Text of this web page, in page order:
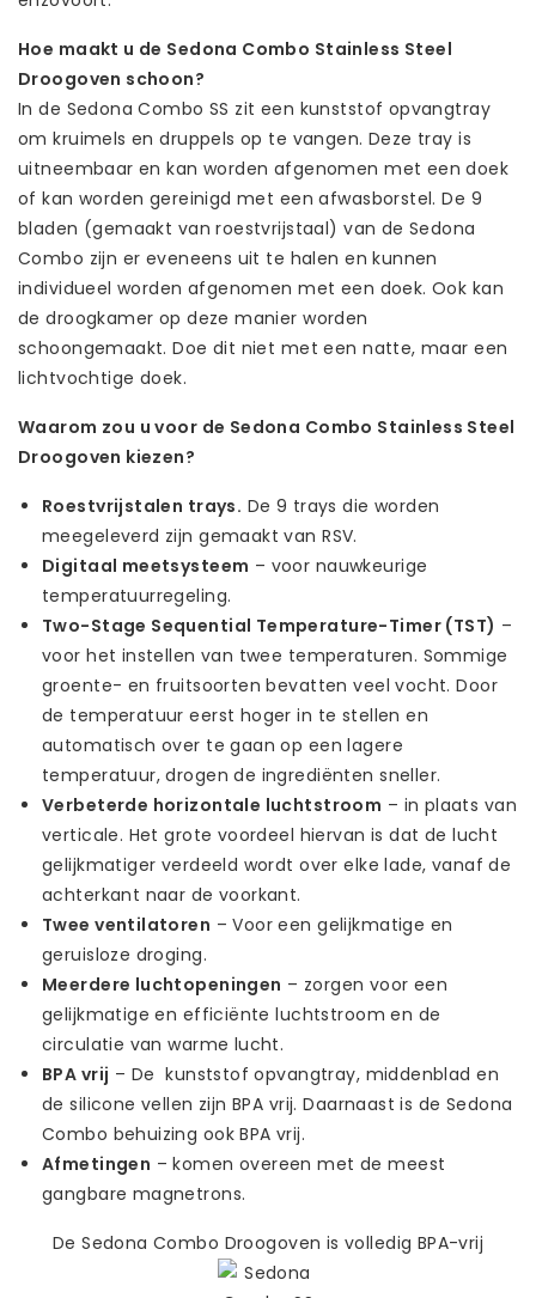
Hoe maakt u de Sedona Combo Stainless Steel
Droogoven schoon?
In de Sedona Combo SS zit een kunststof opvangtray
om kruimels en druppels op te vangen. Deze tray is
uitneembaar en kan worden afgenomen met een doek
of kan worden gereinigd met een afwasborstel. De 9
bladen (gemaakt van roestvrijstaal) van de Sedona
Combo zijn er eveneens uit te halen en kunnen
individueel worden afgenomen met een doek. Ook kan
de droogkamer op deze manier worden
schoongemaakt. Doe dit niet met een natte, maar een
lichtvochtige doek.
Waarom zou u voor de Sedona Combo Stainless Steel
Droogoven kiezen?
Roestvrijstalen trays. De 9 trays die worden
meegeleverd zijn gemaakt van RSV.
Digitaal meetsysteem – voor nauwkeurige
temperatuurregeling.
Two-Stage Sequential Temperature-Timer (TST) –
voor het instellen van twee temperaturen. Sommige
groente- en fruitsoorten bevatten veel vocht. Door
de temperatuur eerst hoger in te stellen en
automatisch over te gaan op een lagere
temperatuur, drogen de ingrediënten sneller.
Verbeterde horizontale luchtstroom – in plaats van
verticale. Het grote voordeel hiervan is dat de lucht
gelijkmatiger verdeeld wordt over elke lade, vanaf de
achterkant naar de voorkant.
Twee ventilatoren – Voor een gelijkmatige en
geruisloze droging.
Meerdere luchtopeningen – zorgen voor een
gelijkmatige en efficiënte luchtstroom en de
circulatie van warme lucht.
BPA vrij – De kunststof opvangtray, middenblad en
de silicone vellen zijn BPA vrij. Daarnaast is de Sedona
Combo behuizing ook BPA vrij.
Afmetingen – komen overeen met de meest
gangbare magnetrons.
De Sedona Combo Droogoven is volledig BPA-vrij